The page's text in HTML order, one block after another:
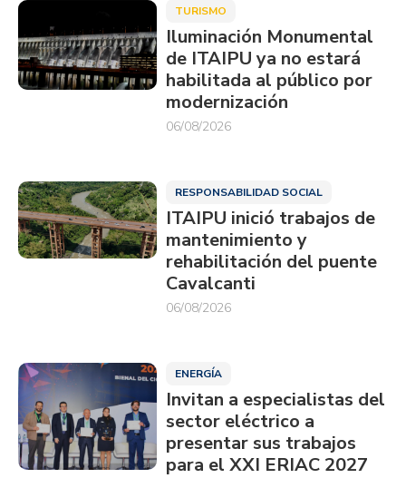
TURISMO
Iluminación Monumental
de ITAIPU ya no estará
habilitada al público por
modernización
06/08/2026
RESPONSABILIDAD SOCIAL
ITAIPU inició trabajos de
mantenimiento y
rehabilitación del puente
Cavalcanti
06/08/2026
ENERGÍA
Invitan a especialistas del
sector eléctrico a
presentar sus trabajos
para el XXI ERIAC 2027